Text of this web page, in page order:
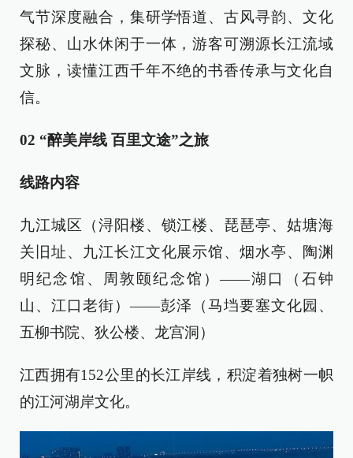
气节深度融合，集研学悟道、古风寻韵、文化
探秘、山水休闲于一体，游客可溯源长江流域
文脉，读懂江西千年不绝的书香传承与文化自
信。
02 “醉美岸线 百里文途”之旅
线路内容
九江城区（浔阳楼、锁江楼、琵琶亭、姑塘海
关旧址、九江长江文化展示馆、烟水亭、陶渊
明纪念馆、周敦颐纪念馆）——湖口（石钟
山、江口老街）——彭泽（马垱要塞文化园、
五柳书院、狄公楼、龙宫洞）
江西拥有152公里的长江岸线，积淀着独树一帜
的江河湖岸文化。